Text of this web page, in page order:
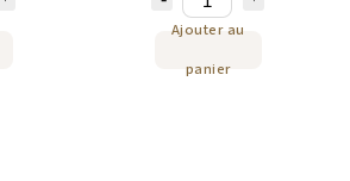
Ajouter au
panier